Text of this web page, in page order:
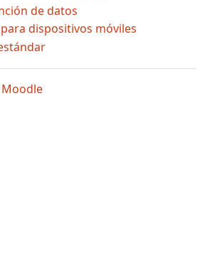
de datos
dispositivos móviles
Moodle